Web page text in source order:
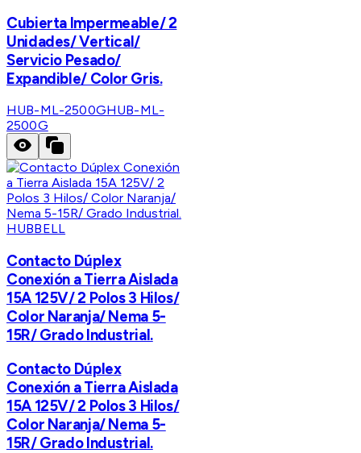
Cubierta Impermeable/ 2
Unidades/ Vertical/
Servicio Pesado/
Expandible/ Color Gris.
HUB-ML-2500GHUB-ML-
2500G
HUBBELL
Contacto Dúplex
Conexión a Tierra Aislada
15A 125V/ 2 Polos 3 Hilos/
Color Naranja/ Nema 5-
15R/ Grado Industrial.
Contacto Dúplex
Conexión a Tierra Aislada
15A 125V/ 2 Polos 3 Hilos/
Color Naranja/ Nema 5-
15R/ Grado Industrial.